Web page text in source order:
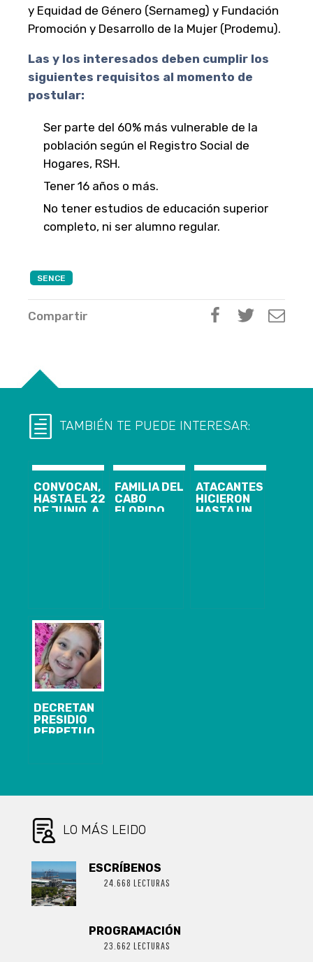
y Equidad de Género (Sernameg) y Fundación
Promoción y Desarrollo de la Mujer (Prodemu).
Las y los interesados deben cumplir los
siguientes requisitos al momento de
postular:
Ser parte del 60% más vulnerable de la
población según el Registro Social de
Hogares, RSH.
Tener 16 años o más.
No tener estudios de educación superior
completo, ni ser alumno regular.
SENCE
Compartir
TAMBIÉN TE PUEDE INTERESAR:
CONVOCAN,
HASTA EL 22
DE JUNIO, A
ELECCIONES
DE SU COSOC
(CONSEJO DE
LA SOCIEDAD
CIVIL)
FAMILIA DEL
CABO
FLORIDO
ATACANTES
HICIERON
HASTA UN
DECRETAN
PRESIDIO
PERPETUO
MOYA
LO MÁS LEIDO
ESCRÍBENOS
24.668 LECTURAS
PROGRAMACIÓN
23.662 LECTURAS